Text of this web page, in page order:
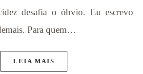
desafia o óbvio. Eu escrevo
Para quem…
LEIA MAIS